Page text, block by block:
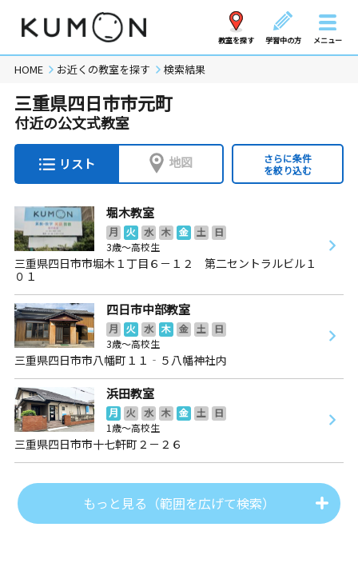
教室を探す 学習中の方 メニュー
HOME お近くの教室を探す 検索結果
三重県四日市市元町
付近の公文式教室
リスト 地図
さらに条件
を絞り込む
堀木教室
月 火 水 木 金 土
日
3歳～高校生
三重県四日市市堀木１丁目６－１２ 第二セントラルビル１
０１
四日市中部教室
月 火 水 木 金 土
日
3歳～高校生
三重県四日市市八幡町１１‐５八幡神社内
浜田教室
月 火 水 木 金 土
日
1歳～高校生
三重県四日市市十七軒町２－２６
もっと見る（範囲を広げて検索）